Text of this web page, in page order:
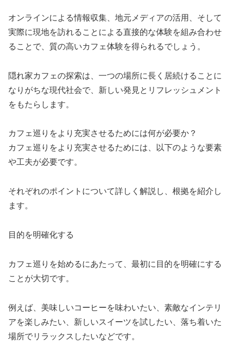
オンラインによる情報収集、地元メディアの活用、そして
実際に現地を訪れることによる直接的な体験を組み合わせ
ることで、質の高いカフェ体験を得られるでしょう。
隠れ家カフェの探索は、一つの場所に長く居続けることに
なりがちな現代社会で、新しい発見とリフレッシュメント
をもたらします。
カフェ巡りをより充実させるためには何が必要か？
カフェ巡りをより充実させるためには、以下のような要素
や工夫が必要です。
それぞれのポイントについて詳しく解説し、根拠を紹介し
ます。
目的を明確化する
カフェ巡りを始めるにあたって、最初に目的を明確にする
ことが大切です。
例えば、美味しいコーヒーを味わいたい、素敵なインテリ
アを楽しみたい、新しいスイーツを試したい、落ち着いた
場所でリラックスしたいなどです。